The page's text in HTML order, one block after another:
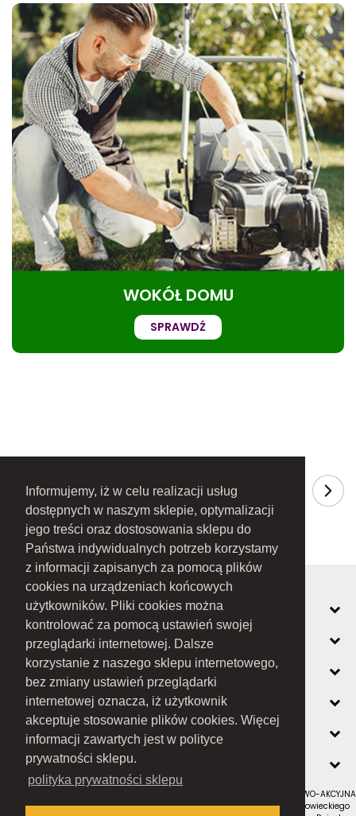
Informujemy, iż w celu realizacji usług
dostępnych w naszym sklepie, optymalizacji
jego treści oraz dostosowania sklepu do
Państwa indywidualnych potrzeb korzystamy
z informacji zapisanych za pomocą plików
cookies na urządzeniach końcowych
użytkowników. Pliki cookies można
kontrolować za pomocą ustawień swojej
przeglądarki internetowej. Dalsze
korzystanie z naszego sklepu internetowego,
bez zmiany ustawień przeglądarki
internetowej oznacza, iż użytkownik
akceptuje stosowanie plików cookies. Więcej
informacji zawartych jest w polityce
prywatności sklepu.
polityka prywatności sklepu
WOKÓŁ DOMU
SPRAWDŹ
MOJE KONTO
INFORMACJE
O FIRMIE
ZOBACZ RÓWNIEŻ
KONTAKT
NEWSLETTER
RAMEX SPÓŁKA Z OGRANICZONĄ ODPOWIEDZIALNOŚCIĄ SPÓŁKA KOMANDYTOWO-AKCYJNA
z siedzibą w Nowym Sączu (adres siedziby i adres do doręczeń: ul. Wiśniowieckiego